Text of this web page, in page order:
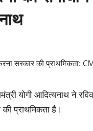
योगी आदित्यनाथ ने
की प्राथमिकता है।